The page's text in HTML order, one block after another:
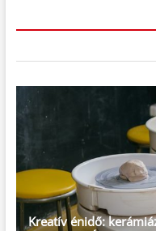
Kreatív énidő: